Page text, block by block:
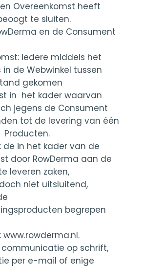
Overeenkomst heeft
te sluiten.
en de Consument
iedere middels het
de Webwinkel tussen
gekomen
in het kader waarvan
jegens de Consument
tot de levering van één
de in het kader van de
door RowDerma aan de
leveren zaken,
niet uitsluitend,
begrepen
www.rowderma.nl.
communicatie op schrift,
per e-mail of enige